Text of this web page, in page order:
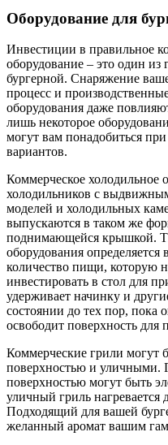
Оборудование для
Инвестиции в правильное
оборудование – это один из
бургерной. Снаряжение
процесс и
оборудования даже
лишь некоторое
могут вам понадобиться
вариантов.
Коммерческое холодильное
холодильников с
моделей и холодильных
выпускаются в таком же
поднимающейся крышкой.
оборудования определяется
количество пищи, которую
инвестировать в стол для
удерживает начинку и
состоянии до тех пор, пока
освободит поверхность для
Коммерческие грили могут
поверхностью и уличными.
поверхностью могут быть
уличный гриль нагревается
Подходящий для вашей
желанный аромат вашим